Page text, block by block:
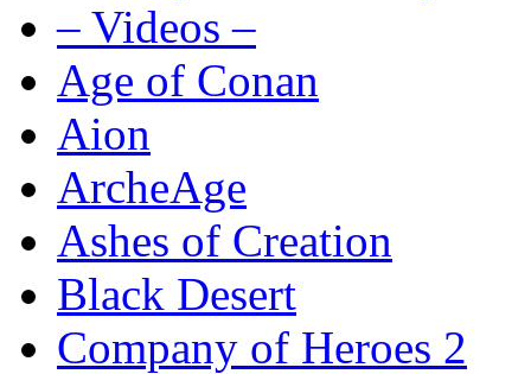
– Videos –
Age of Conan
Aion
ArcheAge
Ashes of Creation
Black Desert
Company of Heroes 2